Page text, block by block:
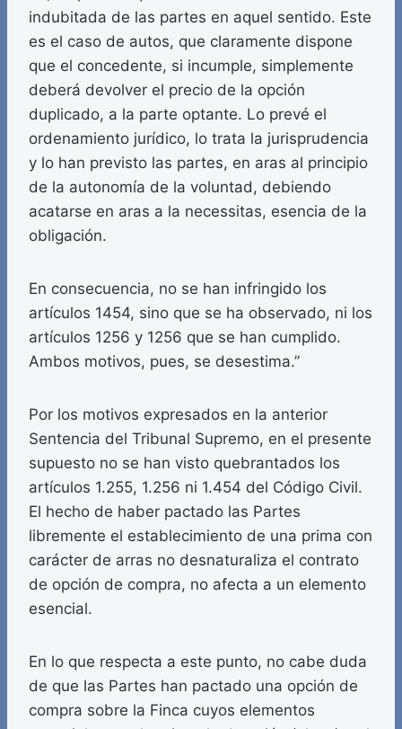
indubitada de las partes en aquel sentido. Este
es el caso de autos, que claramente dispone
que el concedente, si incumple, simplemente
deberá devolver el precio de la opción
duplicado, a la parte optante. Lo prevé el
ordenamiento jurídico, lo trata la jurisprudencia
y lo han previsto las partes, en aras al principio
de la autonomía de la voluntad, debiendo
acatarse en aras a la necessitas, esencia de la
obligación.
En consecuencia, no se han infringido los
artículos 1454, sino que se ha observado, ni los
artículos 1256 y 1256 que se han cumplido.
Ambos motivos, pues, se desestima.”
Por los motivos expresados en la anterior
Sentencia del Tribunal Supremo, en el presente
supuesto no se han visto quebrantados los
artículos 1.255, 1.256 ni 1.454 del Código Civil.
El hecho de haber pactado las Partes
libremente el establecimiento de una prima con
carácter de arras no desnaturaliza el contrato
de opción de compra, no afecta a un elemento
esencial.
En lo que respecta a este punto, no cabe duda
de que las Partes han pactado una opción de
compra sobre la Finca cuyos elementos